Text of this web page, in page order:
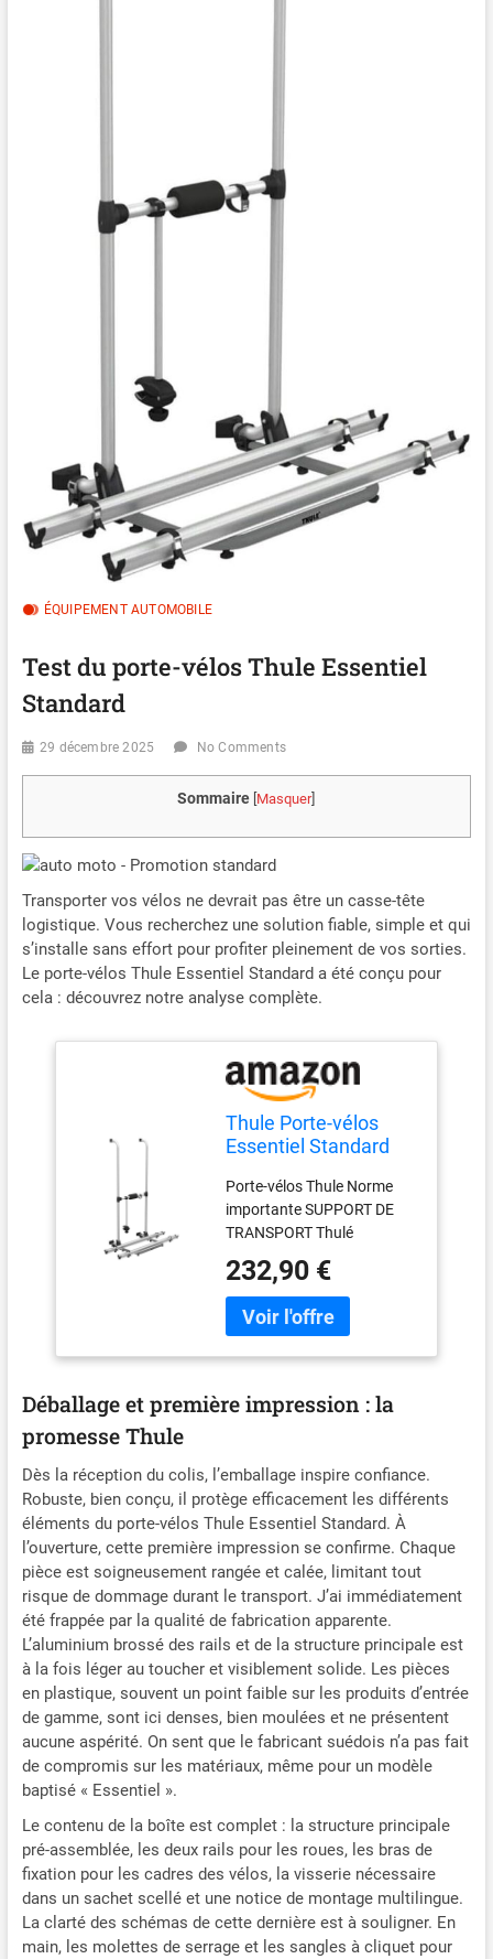
ÉQUIPEMENT AUTOMOBILE
Test du porte-vélos Thule Essentiel
Standard
29 décembre 2025 No Comments
Sommaire Masquer]
Transporter vos vélos ne devrait pas être un casse-tête
logistique. Vous recherchez une solution fiable, simple et qui
s’installe sans effort pour profiter pleinement de vos sorties.
Le porte-vélos Thule Essentiel Standard a été conçu pour
cela : découvrez notre analyse complète.
Thule Porte-vélos
Essentiel Standard
Porte-vélos Thule Norme
importante SUPPORT DE
TRANSPORT Thulé
232,90 €
Déballage et première impression : la
promesse Thule
Dès la réception du colis, l’emballage inspire confiance.
Robuste, bien conçu, il protège efficacement les différents
éléments du porte-vélos Thule Essentiel Standard. À
l’ouverture, cette première impression se confirme. Chaque
pièce est soigneusement rangée et calée, limitant tout
risque de dommage durant le transport. J’ai immédiatement
été frappée par la qualité de fabrication apparente.
L’aluminium brossé des rails et de la structure principale est
à la fois léger au toucher et visiblement solide. Les pièces
en plastique, souvent un point faible sur les produits d’entrée
de gamme, sont ici denses, bien moulées et ne présentent
aucune aspérité. On sent que le fabricant suédois n’a pas fait
de compromis sur les matériaux, même pour un modèle
baptisé « Essentiel ».
Le contenu de la boîte est complet : la structure principale
pré-assemblée, les deux rails pour les roues, les bras de
fixation pour les cadres des vélos, la visserie nécessaire
dans un sachet scellé et une notice de montage multilingue.
La clarté des schémas de cette dernière est à souligner. En
main, les molettes de serrage et les sangles à cliquet pour